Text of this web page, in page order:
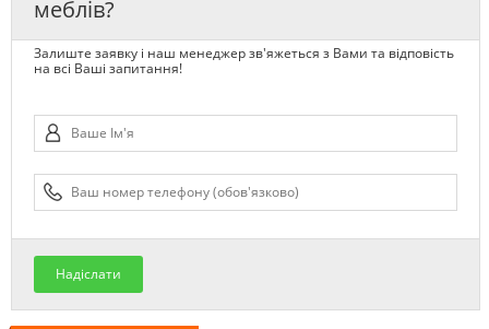
меблів?
Залиште заявку і наш менеджер зв'яжеться з Вами та відповість
на всі Ваші запитання!
Надіслати